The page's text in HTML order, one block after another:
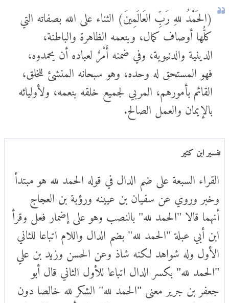
(الحَمْدُ للهِ رَبِّ العَالَمِينَ) الثناء على الله بصفاته التي
كلُّها أوصاف كمال، وبنعمه الظاهرة والباطنة،
الدينية والدنيوية، وفي ضمنه أَمْرٌ لعباده أن يحمدوه،
فهو المستحق له وحده، وهو سبحانه المنشئ للخلق،
القائم بأمورهم، المربي لجميع خلقه بنعمه، ولأوليائه
بالإيمان والعمل الصالح.
تفسير ابن كثير
القراء السبعة على ضم الدال في قوله الحمد لله هو مبتدأ
وخبر وروي عن سفيان بن عيينه ورؤبة بن العجاج
أنهما قالا "الحمد لله" بالنصب وهو على إضمار فعل وقرأ
ابن أبي عبلة "الحمد لله" بضم الدال واللام اتباعا للثاني
الأول وله شواهد لكنه شاذ وعن الحسن وزيد بن علي
"الحمد لله" بكسر الدال اتباعا للأول الثاني قال أبو
جعفر بن جرير معنى "الحمد لله" الشكر لله خالصا دون